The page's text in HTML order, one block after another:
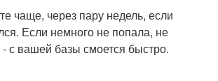
чаще, через пару недель, если
Если немного не попала, не
- с вашей базы смоется быстро.